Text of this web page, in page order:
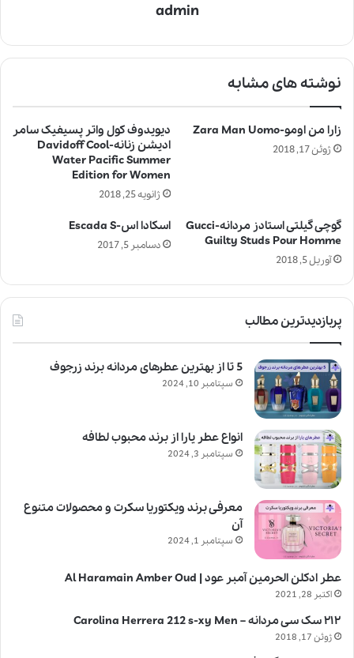
admin
نوشته های مشابه
زارا من اومو-Zara Man Uomo
ژوئن 17, 2018
دیویدوف کول واتر پسیفیک سامر
ادیشن زنانه-Davidoff Cool
Water Pacific Summer
Edition for Women
ژانویه 25, 2018
گوچی گیلتی استادز مردانه-Gucci
Guilty Studs Pour Homme
آوریل 5, 2018
اسکادا اس-Escada S
دسامبر 5, 2017
پربازدیدترین مطالب
5 تا از بهترین عطرهای مردانه برند زرجوف
سپتامبر 10, 2024
انواع عطر یارا از برند محبوب لطافه
سپتامبر 3, 2024
معرفی برند ویکتوریا سکرت و محصولات متنوع
آن
سپتامبر 1, 2024
عطر ادکلن الحرمین آمبر عود | Al Haramain Amber Oud
اکتبر 28, 2021
۲۱۲ سک سی مردانه – Carolina Herrera 212 s-xy Men
ژوئن 17, 2018